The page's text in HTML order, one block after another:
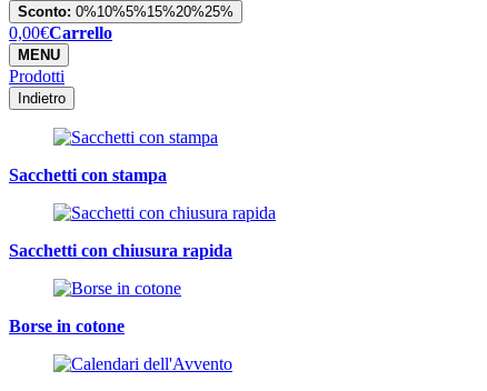
Sconto: 0%10%5%15%20%25%
0,00€Carrello
MENU
Prodotti
Indietro
Sacchetti con stampa
Sacchetti con chiusura rapida
Borse in cotone